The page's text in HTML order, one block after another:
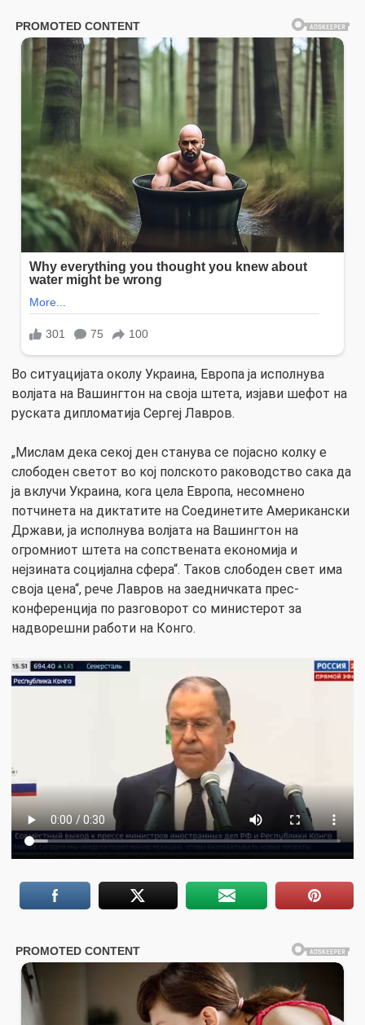
Во ситуацијата околу Украина, Европа ја исполнува
волјата на Вашингтон на своја штета, изјави шефот на
руската дипломатија Сергеј Лавров.
„Мислам дека секој ден станува се појасно колку е
слободен светот во кој полското раководство сака да
ја вклучи Украина, кога цела Европа, несомнено
потчинета на диктатите на Соединетите Американски
Држави, ја исполнува волјата на Вашингтон на
огромниот штета на сопствената економија и
нејзината социјална сфера“. Таков слободен свет има
своја цена“, рече Лавров на заедничката прес-
конференција по разговорот со министерот за
надворешни работи на Конго.